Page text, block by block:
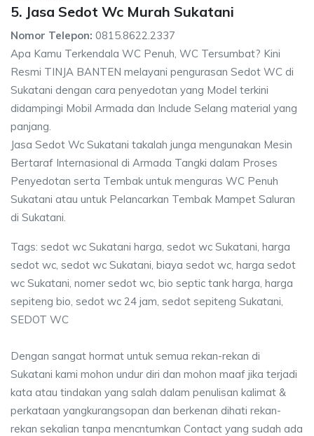
5. Jasa Sedot Wc Murah Sukatani
Nomor Telepon: 0815.8622.2337
Apa Kamu Terkendala WC Penuh, WC Tersumbat? Kini
Resmi TINJA BANTEN melayani pengurasan Sedot WC di
Sukatani dengan cara penyedotan yang Model terkini
didampingi Mobil Armada dan Include Selang material yang
panjang.
Jasa Sedot Wc Sukatani takalah junga mengunakan Mesin
Bertaraf Internasional di Armada Tangki dalam Proses
Penyedotan serta Tembak untuk menguras WC Penuh
Sukatani atau untuk Pelancarkan Tembak Mampet Saluran
di Sukatani.
Tags: sedot wc Sukatani harga, sedot wc Sukatani, harga
sedot wc, sedot wc Sukatani, biaya sedot wc, harga sedot
wc Sukatani, nomer sedot wc, bio septic tank harga, harga
sepiteng bio, sedot wc 24 jam, sedot sepiteng Sukatani,
SEDOT WC
Dengan sangat hormat untuk semua rekan-rekan di
Sukatani kami mohon undur diri dan mohon maaf jika terjadi
kata atau tindakan yang salah dalam penulisan kalimat &
perkataan yangkurangsopan dan berkenan dihati rekan-
rekan sekalian tanpa mencntumkan Contact yang sudah ada